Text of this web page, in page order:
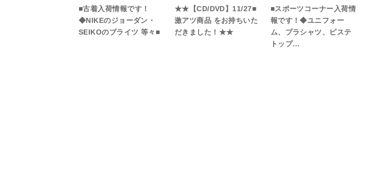
■古着入荷情報です！
◆NIKEのジョーダン・
SEIKOのブライツ 等々■
★★【CD/DVD】11/27■
激アツ商品 をお持ちいた
だきました！★★
■スポーツコーナー入荷情
報です！◆ユニフォー
ム、プラシャツ、ピステ
トップ…